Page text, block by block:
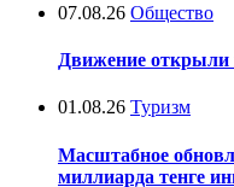
07.08.26 Общество
Движение открыли
01.08.26 Туризм
Масштабное
миллиарда тенге